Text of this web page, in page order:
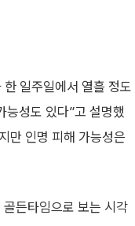
일주일에서 열흘 정도
능성도 있다”고 설명했
만 인명 피해 가능성은
든타임으로 보는 시각